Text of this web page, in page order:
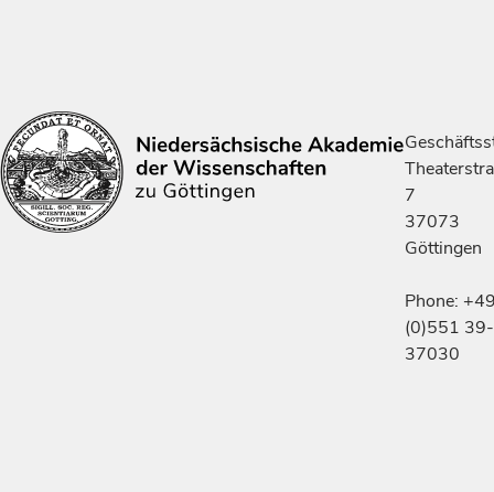
7
37073
Göttingen
Phone:
(0)551 39-
37030